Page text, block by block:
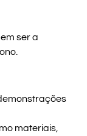
ser a
materiais,